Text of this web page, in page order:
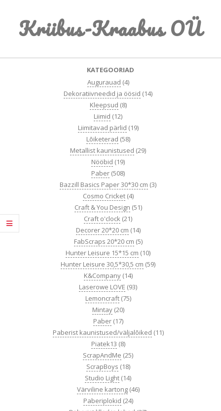
contentKriibus-Kraabus OÜ
KATEGOORIAD
Augurauad (4)
Dekoratiivneedid ja öösid (14)
Kleepsud (8)
Liimid (12)
Liimitavad pärlid (19)
Lõiketerad (58)
Metallist kaunistused (29)
Nööbid (19)
Paber (508)
Bazzill Basics Paper 30*30 cm (3)
Cosmo Cricket (4)
Craft & You Design (51)
Craft o'clock (21)
Decorer 20*20 cm (14)
FabScraps 20*20 cm (5)
Hunter Leisure 15*15 cm (10)
Hunter Leisure 30,5*30,5 cm (59)
K&Company (14)
Laserowe LOVE (93)
Lemoncraft (75)
Mintay (20)
Paber (17)
Paberist kaunistused/väljalõiked (11)
Piatek13 (8)
ScrapAndMe (25)
ScrapBoys (18)
Studio Light (14)
Värviline kartong (46)
Paberiplokid (24)